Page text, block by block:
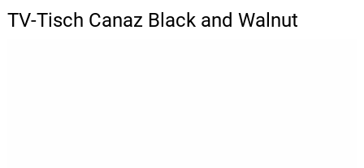
TV-Tisch Canaz Black and Walnut